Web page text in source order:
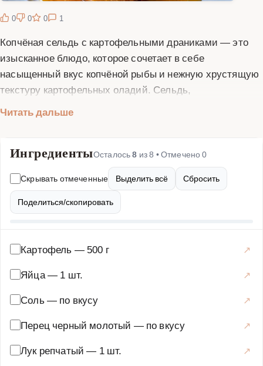
0 0 0 1
Копчёная сельдь с картофельными драниками — это
изысканное блюдо, которое сочетает в себе
насыщенный вкус копчёной рыбы и нежную хрустящую
текстуру картофельных оладий. Сельдь,
ароматом и сочностью, которые идеально дополняются
оладьи, готовятся из тёртого картофеля с добавлением
лука, яиц и муки, что придаёт им неповторимый вкус и
хрусткость. Это блюдо отлично подходит как для
повседневного ужина, так и для праздничного стола.
Подавать его можно с соусом на основе сметаны или
дополнительного аромата. Рецепт достаточно прост в
требовательных гурманов. Копчёная сельдь с
картофельными драниками — это настоящий
близких.
Основные блюда· Рыбные блюда
Читать дальше
ИнгредиентыОсталось8 из8 • Отмечено0
Скрывать отмеченные Выделить всё Сбросить
Поделиться/скопировать
Картофель — 500 г
Яйца— 1 шт.
Соль — по вкусу
Перец черный молотый — по вкусу
Лук репчатый — 1 шт.